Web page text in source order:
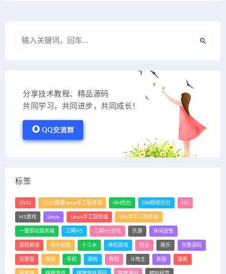
分享技术教程、精品源码
共同学习，共同进步，共同成长！
QQ交流群
标签
2022 2022整理Linux手工服务端 GM后台 GM授权后台 H5
H5游戏 Linux Linux手工服务端 Win半手工服务端
一键即玩服务端 三网H5 三网H5游戏 乐游 休闲益智
冒险解谜 动作冒险 十三水 单机游戏 后台 娱乐 完整源码
完整版 微信 手机 授权 教程 斗地主 新版 最新